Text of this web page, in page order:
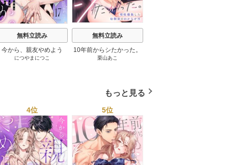
無料立読み
今から、親友やめよう
か。～腐れ縁同僚は甘い
につやまにつこ
無料立読み
10年前からシたかった。
～理性爆散した幼馴染の
栗山あこ
もっと見る
4位 5位